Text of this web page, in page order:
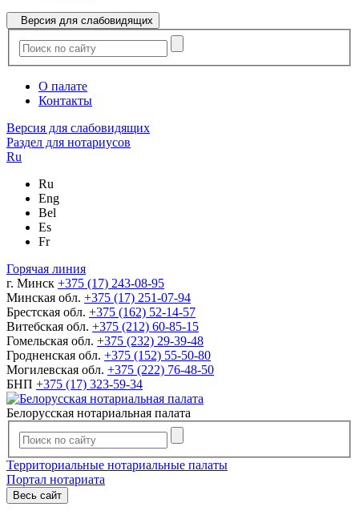
Версия для слабовидящих
О палате
Контакты
Версия для слабовидящих
Раздел для нотариусов
Ru
Ru
Eng
Bel
Es
Fr
Горячая линия
г. Минск +375 (17) 243-08-95
Минская обл. +375 (17) 251-07-94
Брестская обл. +375 (162) 52-14-57
Витебская обл. +375 (212) 60-85-15
Гомельская обл. +375 (232) 29-39-48
Гродненская обл. +375 (152) 55-50-80
Могилевская обл. +375 (222) 76-48-50
БНП +375 (17) 323-59-34
Белорусская нотариальная палата
Территориальные нотариальные палаты
Портал нотариата
Весь сайт